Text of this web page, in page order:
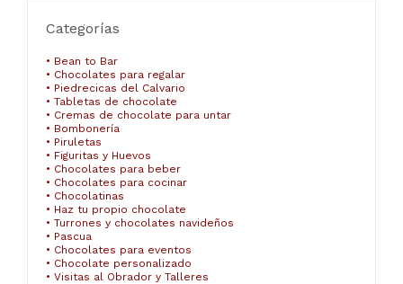
Categorías
• Bean to Bar
• Chocolates para regalar
• Piedrecicas del Calvario
• Tabletas de chocolate
• Cremas de chocolate para untar
• Bombonería
• Piruletas
• Figuritas y Huevos
• Chocolates para beber
• Chocolates para cocinar
• Chocolatinas
• Haz tu propio chocolate
• Turrones y chocolates navideños
• Pascua
• Chocolates para eventos
• Chocolate personalizado
• Visitas al Obrador y Talleres